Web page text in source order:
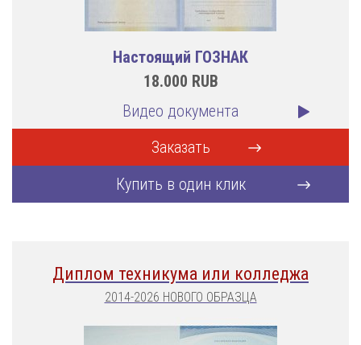
Настоящий ГОЗНАК
18.000 RUB
Видео документа
Заказать
Купить в один клик
Диплом техникума или колледжа
2014-2026 НОВОГО ОБРАЗЦА